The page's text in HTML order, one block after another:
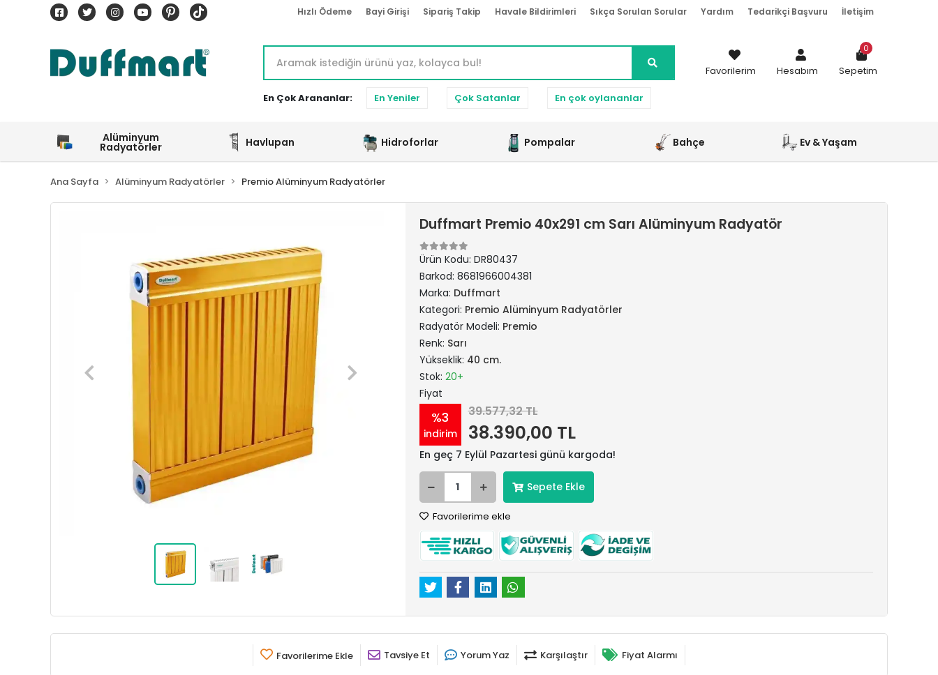
Hızlı Ödeme Bayi Girişi Sipariş Takip Havale Bildirimleri Sıkça Sorulan Sorular Yardım Tedarikçi Başvuru İletişim
En Çok Arananlar: En Yeniler Çok Satanlar En çok oylananlar
Favorilerim Hesabım Sepetim
0
Alüminyum
Radyatörler Havlupan Hidroforlar Pompalar Bahçe Ev & Yaşam
Ana Sayfa Alüminyum Radyatörler Premio Alüminyum Radyatörler
Duffmart Premio 40x291 cm Sarı Alüminyum Radyatör
Ürün Kodu: DR80437
Barkod: 8681966004381
Marka: Duffmart
Kategori: Premio Alüminyum Radyatörler
Radyatör Modeli: Premio
Renk: Sarı
Yükseklik: 40 cm.
Stok: 20+
Fiyat
%3
indirim
39.577,32 TL
38.390,00 TL
En geç 7 Eylül Pazartesi günü kargoda!
Sepete Ekle
Favorilerime ekle
Favorilerime Ekle Tavsiye Et Yorum Yaz Karşılaştır Fiyat Alarmı